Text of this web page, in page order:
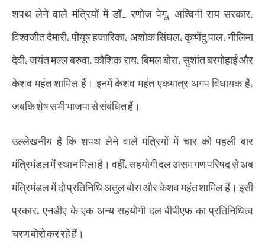
शपथ लेने वाले मंत्रियों में डॉ. रणोज पेगू, अश्विनी राय सरकार,
विश्वजीत दैमारी, पीयूष हजारिका, अशोक सिंघल, कृष्णेंदु पाल, नीलिमा
देवी, जयंत मल्ल बरुवा, कौशिक राय, बिमल बोरा, सुशांत बरगोहाईं और
केशव महंत शामिल हैं। इनमें केशव महंत एकमात्र अगप विधायक हैं,
जबकि शेष सभी भाजपा से संबंधित हैं।
उल्लेखनीय है कि शपथ लेने वाले मंत्रियों में चार को पहली बार
मंत्रिमंडल में स्थान मिला है। वहीं, सहयोगी दल असम गण परिषद से अब
मंत्रिमंडल में दो प्रतिनिधि अतुल बोरा और केशव महंत शामिल हैं। इसी
प्रकार, एनडीए के एक अन्य सहयोगी दल बीपीएफ का प्रतिनिधित्व
चरण बोरो कर रहे हैं।